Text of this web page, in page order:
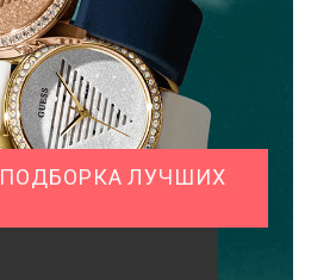
ПОДБОРКА ЛУЧШИХ